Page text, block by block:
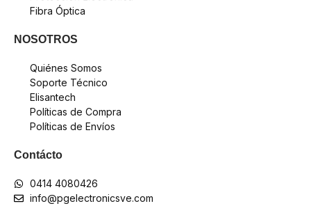
Fibra Óptica
NOSOTROS
Quiénes Somos
Soporte Técnico
Elisantech
Políticas de Compra
Políticas de Envíos
Contácto
0414 4080426
info@pgelectronicsve.com